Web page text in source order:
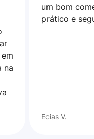
na
um bom
prático e
Ecias V.